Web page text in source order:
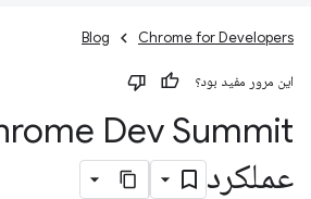
Chrome for Developers
Blog
این مرور مفید بود؟
عملکرد